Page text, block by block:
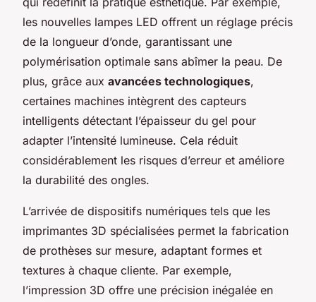
les nouvelles lampes LED offrent un réglage précis
de la longueur d’onde, garantissant une
polymérisation optimale sans abîmer la peau. De
plus, grâce aux avancées technologiques,
certaines machines intègrent des capteurs
intelligents détectant l’épaisseur du gel pour
adapter l’intensité lumineuse. Cela réduit
considérablement les risques d’erreur et améliore
la durabilité des ongles.
L’arrivée de dispositifs numériques tels que les
imprimantes 3D spécialisées permet la fabrication
de prothèses sur mesure, adaptant formes et
textures à chaque cliente. Par exemple,
l’impression 3D offre une précision inégalée en